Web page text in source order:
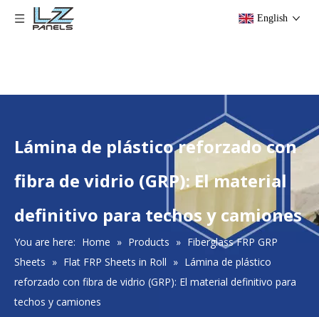
English
​Lámina de plástico reforzado con
fibra de vidrio (GRP): El material
definitivo para techos y camiones
You are here: Home » Products » Fiberglass FRP GRP
Sheets » Flat FRP Sheets in Roll » ​Lámina de plástico
reforzado con fibra de vidrio (GRP): El material definitivo para
techos y camiones